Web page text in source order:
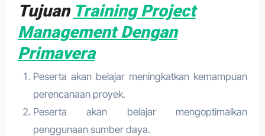
Tujuan Training Project
Management Dengan
Primavera
Peserta akan belajar meningkatkan kemampuan
perencanaan proyek.
Peserta akan belajar mengoptimalkan
penggunaan sumber daya.